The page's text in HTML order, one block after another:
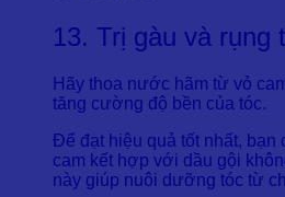
13. Trị gàu và rụng
Hãy thoa nước hãm từ vỏ
tăng cường độ bền của tóc.
Để đạt hiệu quả tốt nhất, bạn
cam kết hợp với dầu gội
này giúp nuôi dưỡng tóc từ